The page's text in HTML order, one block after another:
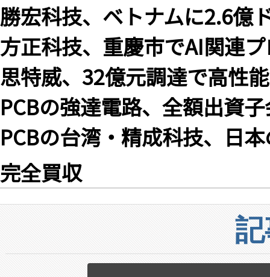
勝宏科技、ベトナムに2.6億
方正科技、重慶市でAI関連
思特威、32億元調達で高性
PCBの強達電路、全額出資
PCBの台湾・精成科技、日
完全買収